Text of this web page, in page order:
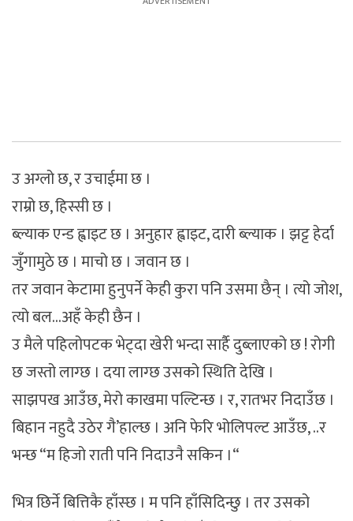
उ अग्लो छ, र उचाईमा छ ।
राम्रो छ, हिस्सी छ ।
ब्ल्याक एन्ड ह्वाइट छ । अनुहार ह्वाइट, दारी ब्ल्याक । झट्ट हेर्दा
जुँगामुठे छ । माचो छ । जवान छ ।
तर जवान केटामा हुनुपर्ने केही कुरा पनि उसमा छैन् । त्यो जोश,
त्यो बल…अहँ केही छैन ।
उ मैले पहिलोपटक भेट्दा खेरी भन्दा सार्है दुब्लाएको छ ! रोगी
छ जस्तो लाग्छ । दया लाग्छ उसको स्थिति देखि ।
साझपख आउँछ, मेरो काखमा पल्टिन्छ । र, रातभर निदाउँछ ।
बिहान नहुदै उठेर गै’हाल्छ । अनि फेरि भोलिपल्ट आउँछ, ..र
भन्छ “म हिजो राती पनि निदाउनै सकिन ।“
भित्र छिर्ने बित्तिकै हाँस्छ । म पनि हाँसिदिन्छु । तर उसको